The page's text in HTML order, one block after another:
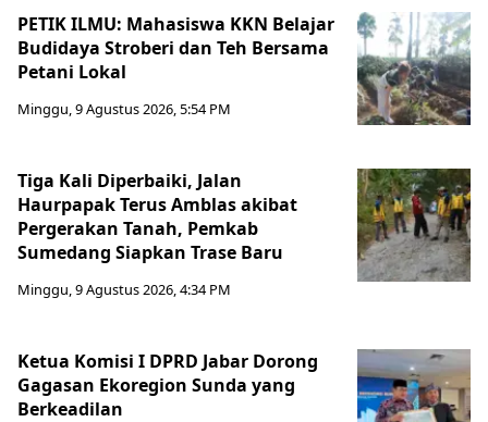
PETIK ILMU: Mahasiswa KKN Belajar
Budidaya Stroberi dan Teh Bersama
Petani Lokal
Minggu, 9 Agustus 2026, 5:54 PM
Tiga Kali Diperbaiki, Jalan
Haurpapak Terus Amblas akibat
Pergerakan Tanah, Pemkab
Sumedang Siapkan Trase Baru
Minggu, 9 Agustus 2026, 4:34 PM
Ketua Komisi I DPRD Jabar Dorong
Gagasan Ekoregion Sunda yang
Berkeadilan